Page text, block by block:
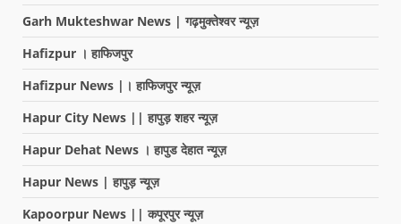
Garh Mukteshwar News | गढ़मुक्तेश्वर न्यूज़
Hafizpur । हाफिजपुर
Hafizpur News |। हाफिजपुर न्यूज़
Hapur City News || हापुड़ शहर न्यूज़
Hapur Dehat News । हापुड देहात न्यूज़
Hapur News | हापुड़ न्यूज़
Kapoorpur News || कपूरपुर न्यूज़